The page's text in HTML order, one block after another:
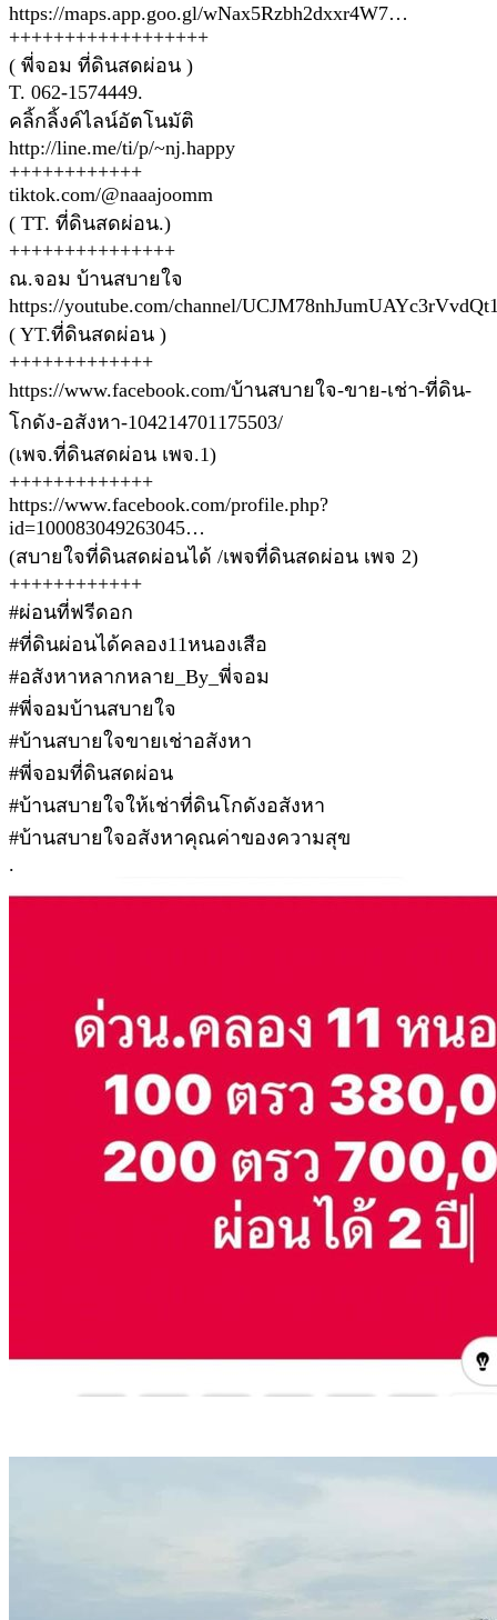
https://maps.app.goo.gl/wNax5Rzbh2dxxr4W7…
++++++++++++++++++
( พี่จอม ที่ดินสดผ่อน )
T. 062-1574449.
คลิ้กลิ้งค์ไลน์อัตโนมัติ
http://line.me/ti/p/~nj.happy
++++++++++++
tiktok.com/@naaajoomm
( TT. ที่ดินสดผ่อน.)
+++++++++++++++
ณ.จอม บ้านสบายใจ
https://youtube.com/channel/
( YT.ที่ดินสดผ่อน )
+++++++++++++
https://www.facebook.com/บ้านสบายใจ-ขาย-เช่า-ที่ดิน-
โกดัง-อสังหา-104214701175503/
(เพจ.ที่ดินสดผ่อน เพจ.1)
+++++++++++++
https://www.facebook.com/profile.php?
id=100083049263045…
(สบายใจที่ดินสดผ่อนได้ /เพจที่ดินสดผ่อน เพจ 2)
++++++++++++
#ผ่อนที่ฟรีดอก
#ที่ดินผ่อนได้คลอง11หนองเสือ
#อสังหาหลากหลาย_By_พี่จอม
#พี่จอมบ้านสบายใจ
#บ้านสบายใจขายเช่าอสังหา
#พี่จอมที่ดินสดผ่อน
#บ้านสบายใจให้เช่าที่ดินโกดังอสังหา
#บ้านสบายใจอสังหาคุณค่าของความสุข
.